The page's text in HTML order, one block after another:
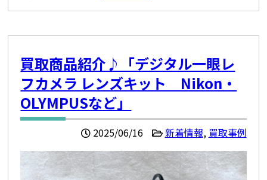
買取商品紹介♪「デジタル一眼レ
フカメラ レンズキット Nikon・
OLYMPUSなど」
2025/06/16 新着情報, 買取事例